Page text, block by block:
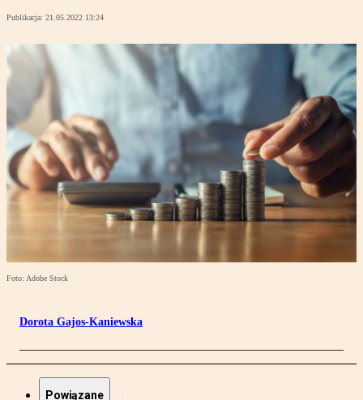
Publikacja: 21.05.2022 13:24
Foto: Adobe Stock
Dorota Gajos-Kaniewska
Powiązane